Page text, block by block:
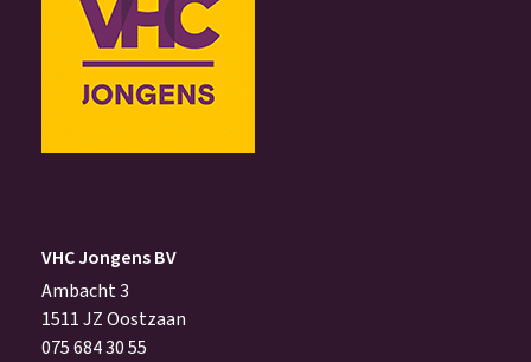
VHC Jongens BV
Ambacht 3
1511 JZ Oostzaan
075 684 30 55